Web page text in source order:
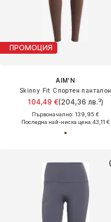
ПРОМОЦИЯ
AIM'N
Skinny Fit Спортен панталон
104,49 €(204,36 лв.³)
Първоначално: 139,95 €
Последна най-ниска цена:43,11 €